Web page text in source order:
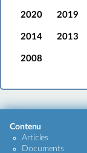
2020 2019
2014 2013
2008
Contenu
Articles
Documents